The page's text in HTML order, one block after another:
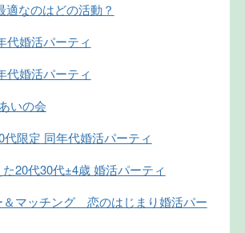
適なのはどの活動？
代婚活パーティ
代婚活パーティ
いの会
代限定 同年代婚活パーティ
20代30代±4歳 婚活パーティ
＆マッチング 恋のはじまり婚活パー